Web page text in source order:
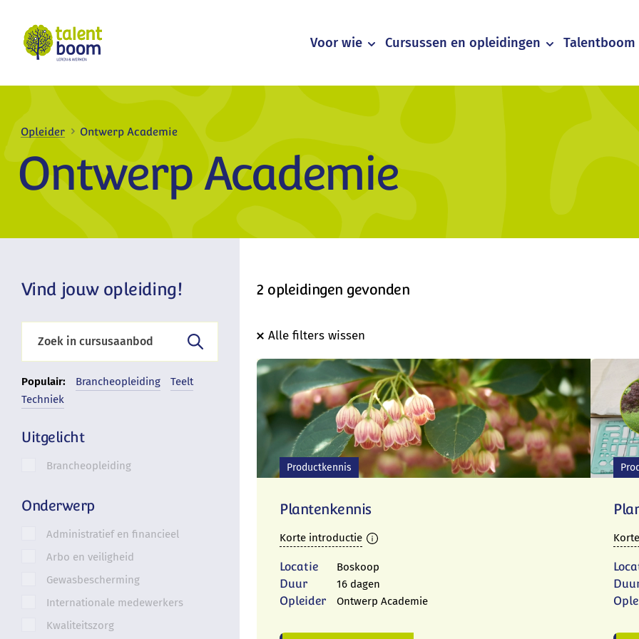
Voor wie Cursussen en opleidingen
Opleider Ontwerp Academie
Ontwerp Academie
Vind jouw opleiding!
Populair: Brancheopleiding
Teelt
Techniek
Uitgelicht
Brancheopleiding
Onderwerp
Administratief en financieel
Arbo en veiligheid
Gewasbescherming
Internationale medewerkers
Kwaliteitszorg
2 opleidingen gevonden
Alle filters wissen
Productkennis
Plantenkennis
Korte introductie
Locatie Boskoop
Duur 16 dagen
Opleider Ontwerp Academie